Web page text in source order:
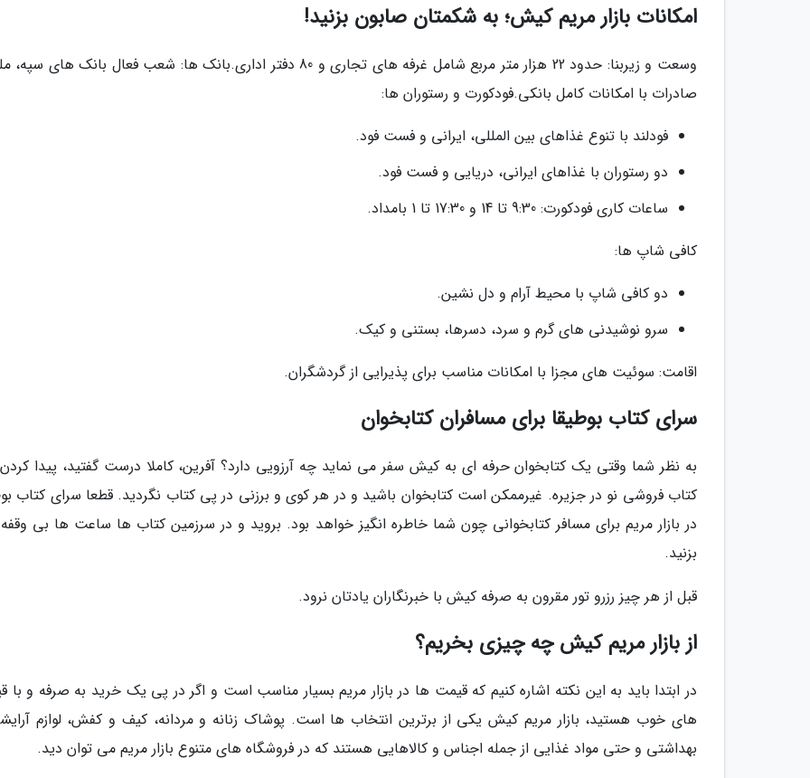
امکانات بازار مریم کیش؛ به شکمتان صابون بزنید!
وسعت و زیربنا: حدود 22 هزار متر مربع شامل غرفه های تجاری و 80 دفتر اداری.بانک ها: شعب فعال بانک های
صادرات با امکانات کامل بانکی.فودکورت و رستوران ها:
فودلند با تنوع غذاهای بین المللی، ایرانی و فست فود.
دو رستوران با غذاهای ایرانی، دریایی و فست فود.
ساعات کاری فودکورت: 9:30 تا 14 و 17:30 تا 1 بامداد.
کافی شاپ ها:
دو کافی شاپ با محیط آرام و دل نشین.
سرو نوشیدنی های گرم و سرد، دسرها، بستنی و کیک.
اقامت: سوئیت های مجزا با امکانات مناسب برای پذیرایی از گردشگران.
سرای کتاب بوطیقا برای مسافران کتابخوان
به نظر شما وقتی یک کتابخوان حرفه ای به کیش سفر می نماید چه آرزویی دارد؟ آفرین، کاملا درست گفتید، پیدا
کتاب فروشی نو در جزیره. غیرممکن است کتابخوان باشید و در هر کوی و برزنی در پی کتاب نگردید. قطعا سرای کتاب
در بازار مریم برای مسافر کتابخوانی چون شما خاطره انگیز خواهد بود. بروید و در سرزمین کتاب ها ساعت ها بی
بزنید.
قبل از هر چیز رزرو تور مقرون به صرفه کیش با خبرنگاران یادتان نرود.
از بازار مریم کیش چه چیزی بخریم؟
در ابتدا باید به این نکته اشاره کنیم که قیمت ها در بازار مریم بسیار مناسب است و اگر در پی یک خرید به صرفه و با
های خوب هستید، بازار مریم کیش یکی از برترین انتخاب ها است. پوشاک زنانه و مردانه، کیف و کفش، لوازم
بهداشتی و حتی مواد غذایی از جمله اجناس و کالاهایی هستند که در فروشگاه های متنوع بازار مریم می توان دید.